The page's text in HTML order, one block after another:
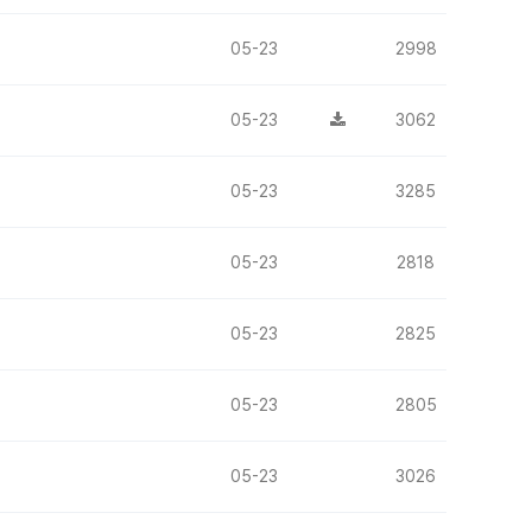
05-23 2998
05-23 3062
05-23 3285
05-23 2818
05-23 2825
05-23 2805
05-23 3026